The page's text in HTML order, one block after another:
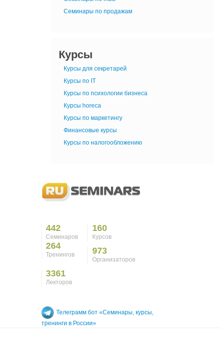
Семинары по продажам
Курсы
Курсы для секретарей
Курсы по IT
Курсы по психологии бизнеса
Курсы horeca
Курсы по маркетингу
Финансовые курсы
Курсы по налогообложению
442
Семинаров
160
Курсов
264
Тренингов 973
Организаторов
3361
Лекторов
Телеграмм бот «Семинары, курсы,
тренинги в России»